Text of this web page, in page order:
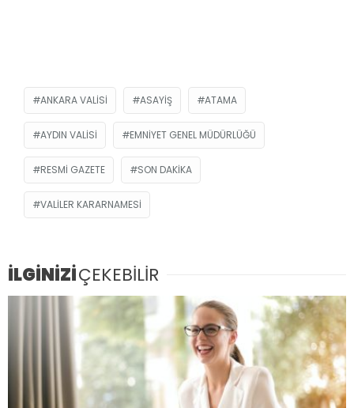
ANKARA VALISI ASAYIŞ ATAMA
AYDIN VALISI EMNIYET GENEL MÜDÜRLÜĞÜ
RESMİ GAZETE SON DAKIKA
VALILER KARARNAMESI
İLGİNİZİÇEKEBİLİR